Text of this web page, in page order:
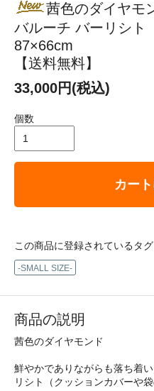
茜色のダイヤモ
バルーチ バーリシト
87×66cm
【送料無料】
33,000円(税込)
個数
カー
この商品に登録されているタグ
-SMALL SIZE-
商品の説明
茜色のダイヤモンド
鮮やかでありながらも落ち着
リシト（クッションカバーや袋